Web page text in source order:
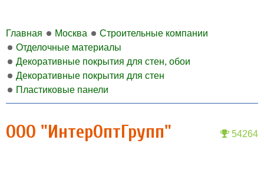
Главная Москва
Строительные компании
Отделочные материалы
Декоративные покрытия для стен, обои
Декоративные покрытия для стен
Пластиковые панели
54264
ООО "ИнтерОптГрупп"